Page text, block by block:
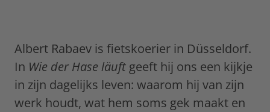
Albert Rabaev is fietskoerier in Düsseldorf.
In Wie der Hase läuft geeft hij ons een kijkje
in zijn dagelijks leven: waarom hij van zijn
werk houdt, wat hem soms gek maakt en